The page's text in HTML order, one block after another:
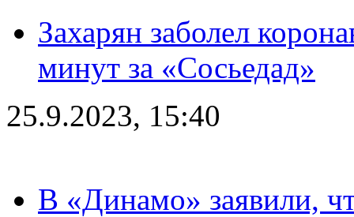
Захарян заболел
минут за «Сосьедад»
25.9.2023, 15:40
В «Динамо» заявили,